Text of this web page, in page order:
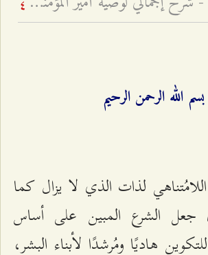
4
بسم الله الرحمن الرحيم
لذات الذي لا يزال كما
جعل الشرع المبين على أساس
هاديًا ومُرشدًا لأبناء البشر،